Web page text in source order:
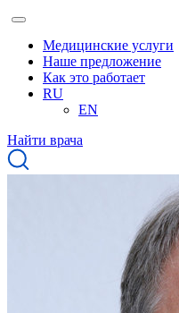
Медицинские услуги
Наше предложение
Как это работает
RU
EN
Найти врача